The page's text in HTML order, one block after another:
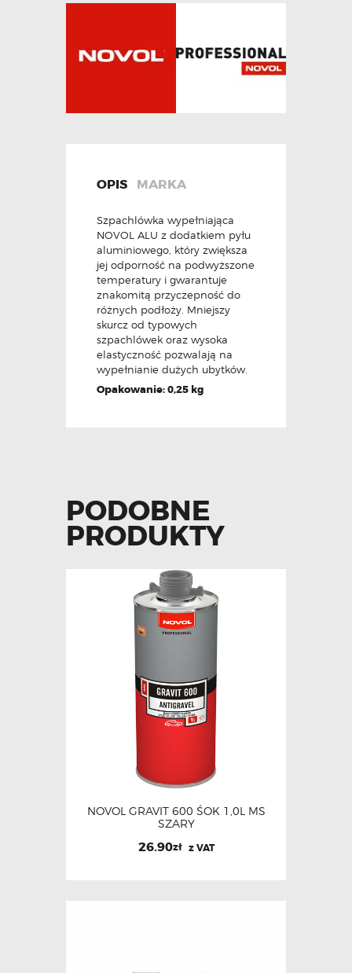
OPIS MARKA
Szpachlówka wypełniająca
NOVOL ALU z dodatkiem pyłu
aluminiowego, który zwiększa
jej odporność na podwyższone
temperatury i gwarantuje
znakomitą przyczepność do
różnych podłoży. Mniejszy
skurcz od typowych
szpachlówek oraz wysoka
elastyczność pozwalają na
wypełnianie dużych ubytków.
Opakowanie: 0,25 kg
PODOBNE
PRODUKTY
NOVOL GRAVIT 600 ŚOK 1,0L MS
SZARY
26.90zł z VAT